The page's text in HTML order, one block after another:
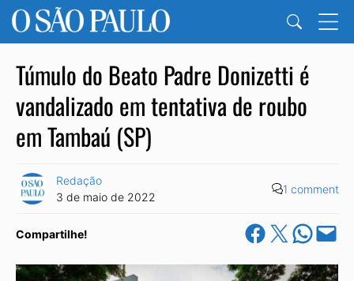
Túmulo do Beato Padre Donizetti é
vandalizado em tentativa de roubo
em Tambaú (SP)
Redação
3 de maio de 2022
1 comment
Compartilhe! Share on Facebook
Share on X Share on
Email this